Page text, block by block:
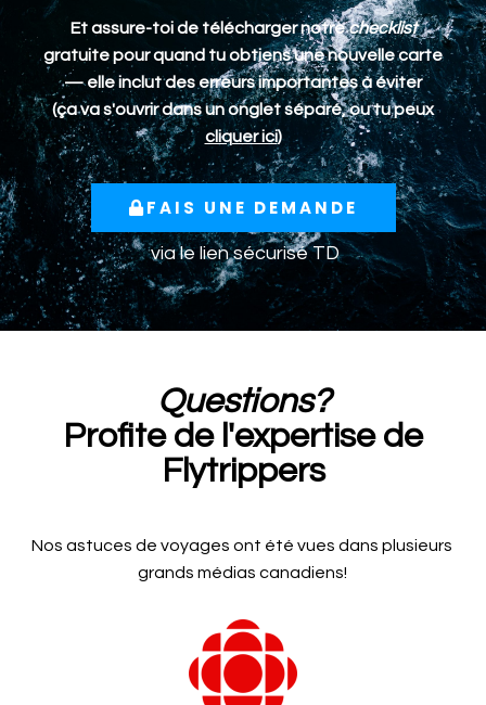
Et assure-toi de télécharger notrechecklist
gratuite pour quand tu obtiens une nouvelle carte
— elle inclut des erreurs importantes à éviter
(ça va s'ouvrir dans un onglet séparé, ou tu peux
cliquer ici)
FAIS UNE DEMANDE
via le lien sécurisé TD
Questions?
Profite de l'expertise de
Flytrippers
Nos astuces de voyages ont été vues dans plusieurs
grands médias canadiens!